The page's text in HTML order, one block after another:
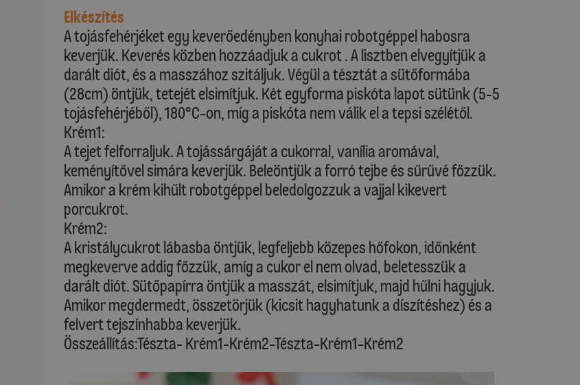
Elkészítés
A tojásfehérjéket egy keverőedényben konyhai robotgéppel habosra
keverjük. Keverés közben hozzáadjuk a cukrot . A lisztben elvegyítjük a
darált diót, és a masszához szitáljuk. Végül a tésztát a sütőformába
(28cm) öntjük, tetejét elsimítjuk. Két egyforma piskóta lapot sütünk (5-5
tojásfehérjéből), 180°C-on, míg a piskóta nem válik el a tepsi szélétől.
Krém1:
A tejet felforraljuk. A tojássárgáját a cukorral, vanília aromával,
keményítővel simára keverjük. Beleöntjük a forró tejbe és sűrűvé főzzük.
Amikor a krém kihűlt robotgéppel beledolgozzuk a vajjal kikevert
porcukrot.
Krém2:
A kristálycukrot lábasba öntjük, legfeljebb közepes hőfokon, időnként
megkeverve addig főzzük, amíg a cukor el nem olvad, beletesszük a
darált diót. Sütőpapírra öntjük a masszát, elsimítjuk, majd hűlni hagyjuk.
Amikor megdermedt, összetörjük (kicsit hagyhatunk a díszítéshez) és a
felvert tejszínhabba keverjük.
Összeállítás:Tészta- Krém1-Krém2-Tészta-Krém1-Krém2